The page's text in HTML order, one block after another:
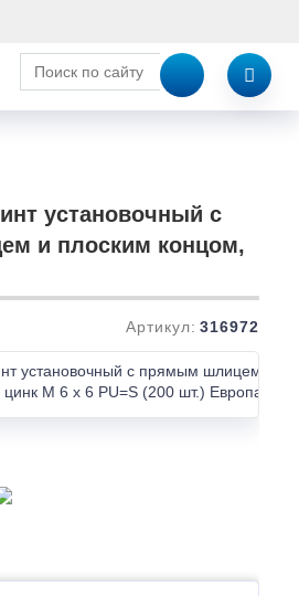
установочный с
и плоским концом,
Артикул: 316972